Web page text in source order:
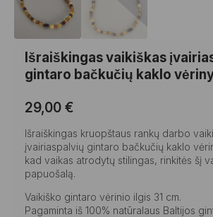
Išraiškingas vaikiškas
gintaro bačkučių kaklo
29,00 €
Išraiškingas kruopštaus rankų darbo
įvairiaspalvių gintaro bačkučių kaklo
kad vaikas atrodytų stilingas, rinkitės šį
papuošalą.
Vaikiško gintaro vėrinio ilgis 31 cm.
Pagaminta iš 100% natūralaus Baltijos